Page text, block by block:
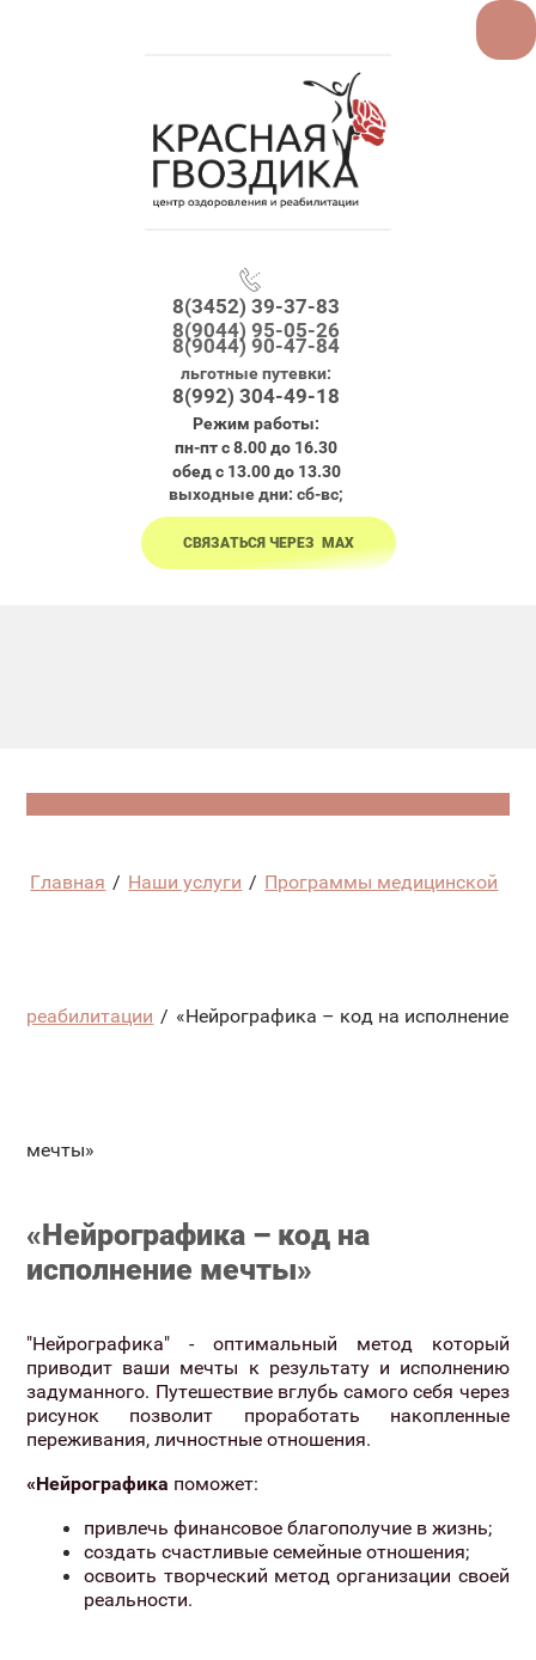
Главная / Наши услуги / Программы медицинской
реабилитации / «Нейрографика – код на исполнение
мечты»
«Нейрографика – код на
исполнение мечты»
"Нейрографика" - оптимальный метод который
приводит ваши мечты к результату и исполнению
задуманного. Путешествие вглубь самого себя через
рисунок позволит проработать накопленные
переживания, личностные отношения.
«Нейрографика поможет:
привлечь финансовое благополучие в жизнь;
создать счастливые семейные отношения;
освоить творческий метод организации своей
реальности.
8(3452) 39-37-83
8(9044) 95-05-26
8(9044) 90-47-84
льготные путевки:
8(992) 304-49-18
Режим работы:
пн-пт с 8.00 до 16.30
обед с 13.00 до 13.30
выходные дни: сб-вс;
СВЯЗАТЬСЯ ЧЕРЕЗ МАХ